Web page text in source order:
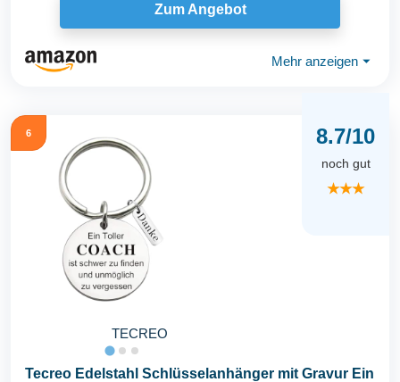
Zum Angebot
Mehr anzeigen ⏷
6
TECREO
8.7/10
noch gut
★★★
Tecreo Edelstahl Schlüsselanhänger mit Gravur Ein